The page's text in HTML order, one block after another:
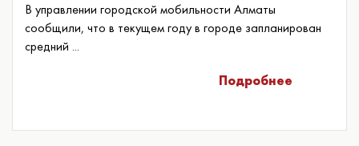
В управлении городской мобильности Алматы
сообщили, что в текущем году в городе запланирован
средний ...
Подробнее